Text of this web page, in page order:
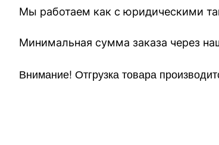
Мы работаем как с юридическими
Минимальная сумма заказа
Внимание! Отгрузка товара